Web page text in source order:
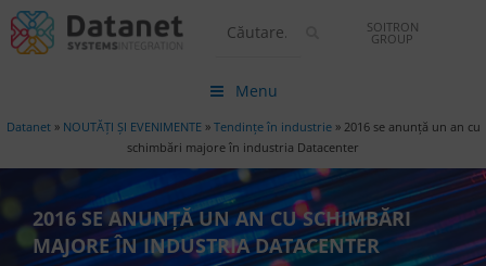
SOITRON
GROUP
Menu
Datanet» NOUTĂȚI ȘI EVENIMENTE» Tendințe în industrie» 2016 se anunță un an cu
schimbări majore în industria Datacenter
2016 SE ANUNȚĂ UN AN CU SCHIMBĂRI
MAJORE ÎN INDUSTRIA DATACENTER